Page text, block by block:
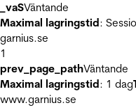
_vaSVäntande
Maximal lagringstid:
garnius.se
1
prev_page_pathVäntande
Maximal lagringstid: 1 dag
www.garnius.se